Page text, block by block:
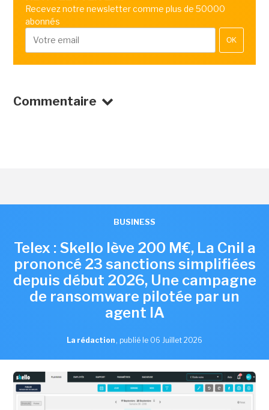
Recevez notre newsletter comme plus de 50000
abonnés
OK
Commentaire
BUSINESS
Telex : Skello lève 200 M€, La Cnil a
prononcé 23 sanctions simplifiées
depuis début 2026, Une campagne
de ransomware pilotée par un
agent IA
La rédaction , publié le 06 Juillet 2026